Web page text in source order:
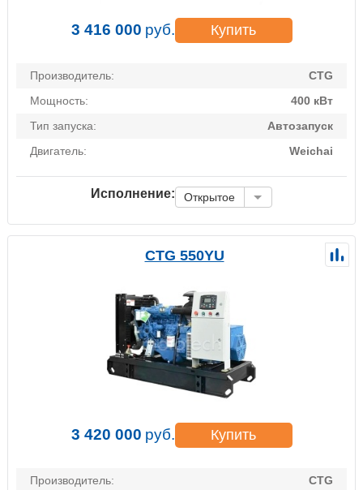
3 416 000 руб. Купить
Производитель:
CTG
Мощность:
400 кВт
Тип запуска:
Автозапуск
Двигатель:
Weichai
Исполнение: Открытое
CTG 550YU
3 420 000 руб. Купить
Производитель:
CTG